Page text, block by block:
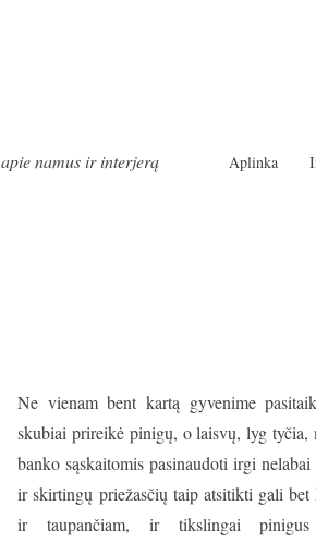
apie namus ir interjerą Aplinka
Ne vienam bent kartą gyvenime
skubiai prireikė pinigų, o laisvų, lyg tyčia,
banko sąskaitomis pasinaudoti irgi
ir skirtingų priežasčių taip atsitikti gali
ir taupančiam, ir tikslingai pinigus